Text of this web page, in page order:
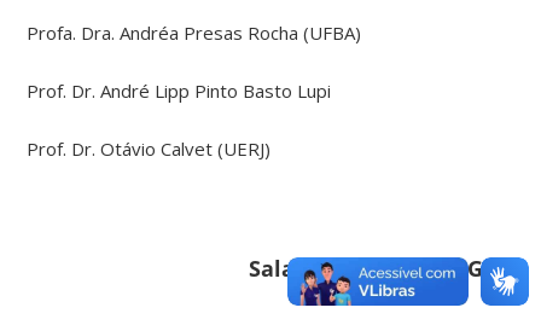
Profa. Dra. Andréa Presas Rocha (UFBA)
Prof. Dr. André Lipp Pinto Basto Lupi
Prof. Dr. Otávio Calvet (UERJ)
Sala de Reuniões PPGD